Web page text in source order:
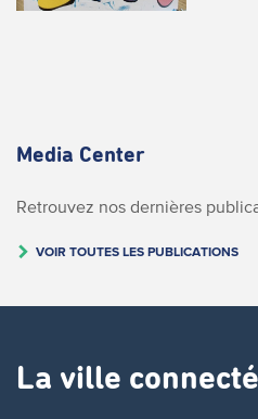
Media Center
Retrouvez nos dernières
VOIR TOUTES LES PUBLICATIONS
La ville